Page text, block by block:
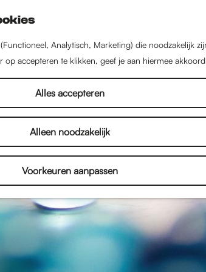
Analytisch, Marketing) die noodzakelijk
accepteren te klikken, geef je aan hiermee
Alles accepteren
Alleen noodzakelijk
Voorkeuren aanpassen